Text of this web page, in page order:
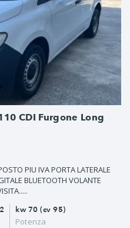
CDI Furgone Long
PIU IVA PORTA LATERALE
BLUETOOTH VOLANTE
kw 70 (cv 95)
Potenza